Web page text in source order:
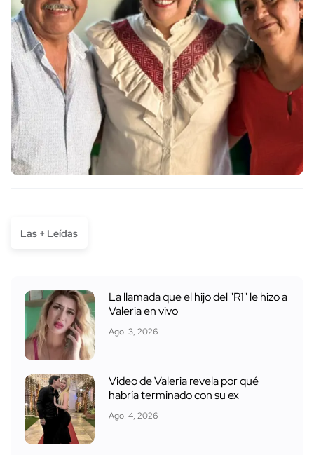
Las + Leídas
La llamada que el hijo del "R1" le hizo a
Valeria en vivo
Ago. 3, 2026
Video de Valeria revela por qué
habría terminado con su ex
Ago. 4, 2026